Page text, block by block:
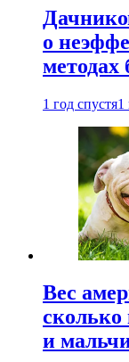
о
методах
1 год спустя1
Вес
сколько
и